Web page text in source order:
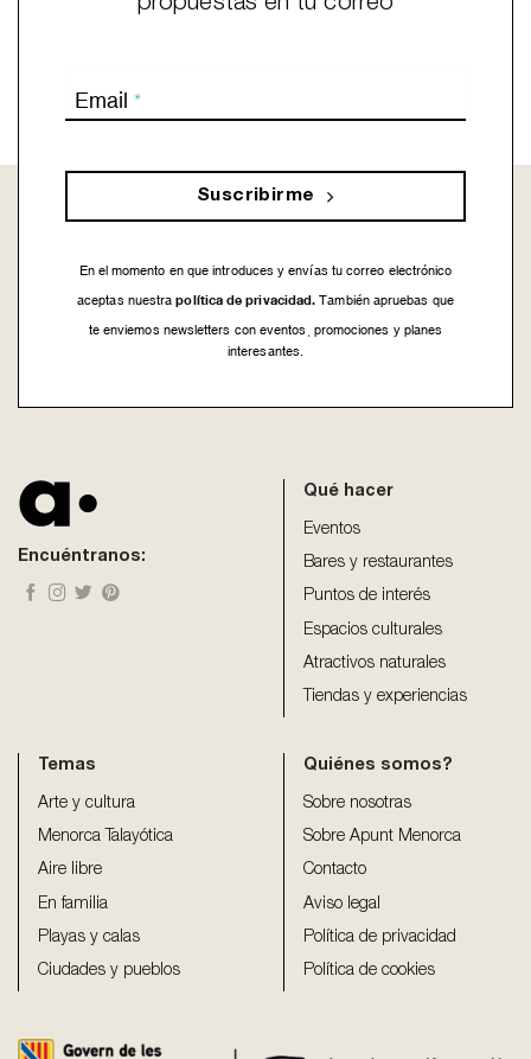
Email *
Suscribirme
En el momento en que introduces y envías tu correo electrónico
aceptas nuestra política de privacidad. También apruebas que
te enviemos newsletters con eventos, promociones y planes
interesantes.
left
Encuéntranos:
Qué hacer
Eventos
Bares y restaurantes
Puntos de interés
Espacios culturales
Atractivos naturales
Tiendas y experiencias
Temas
Arte y cultura
Menorca Talayótica
Aire libre
En familia
Playas y calas
Ciudades y pueblos
Quiénes somos?
Sobre nosotras
Sobre Apunt Menorca
Contacto
Aviso legal
Política de privacidad
Política de cookies